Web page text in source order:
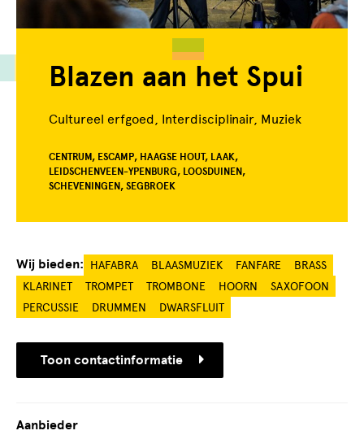
Blazen aan het Spui
Cultureel erfgoed, Interdisciplinair, Muziek
CENTRUM, ESCAMP, HAAGSE HOUT, LAAK,
LEIDSCHENVEEN-YPENBURG, LOOSDUINEN,
SCHEVENINGEN, SEGBROEK
Wij bieden: HAFABRA BLAASMUZIEK FANFARE
BRASS
KLARINET
TROMPET TROMBONE HOORN
SAXOFOON
PERCUSSIE
DRUMMEN DWARSFLUIT
Toon contactinformatie
Aanbieder